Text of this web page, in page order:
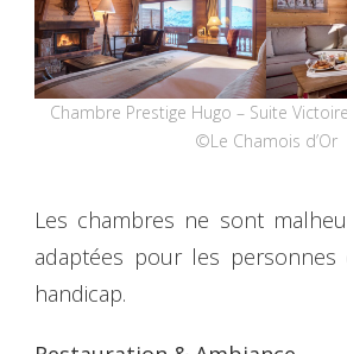
Chambre Prestige Hugo – Suite
©Le Chamois d’Or
Les chambres ne sont
adaptées pour les personnes
handicap.